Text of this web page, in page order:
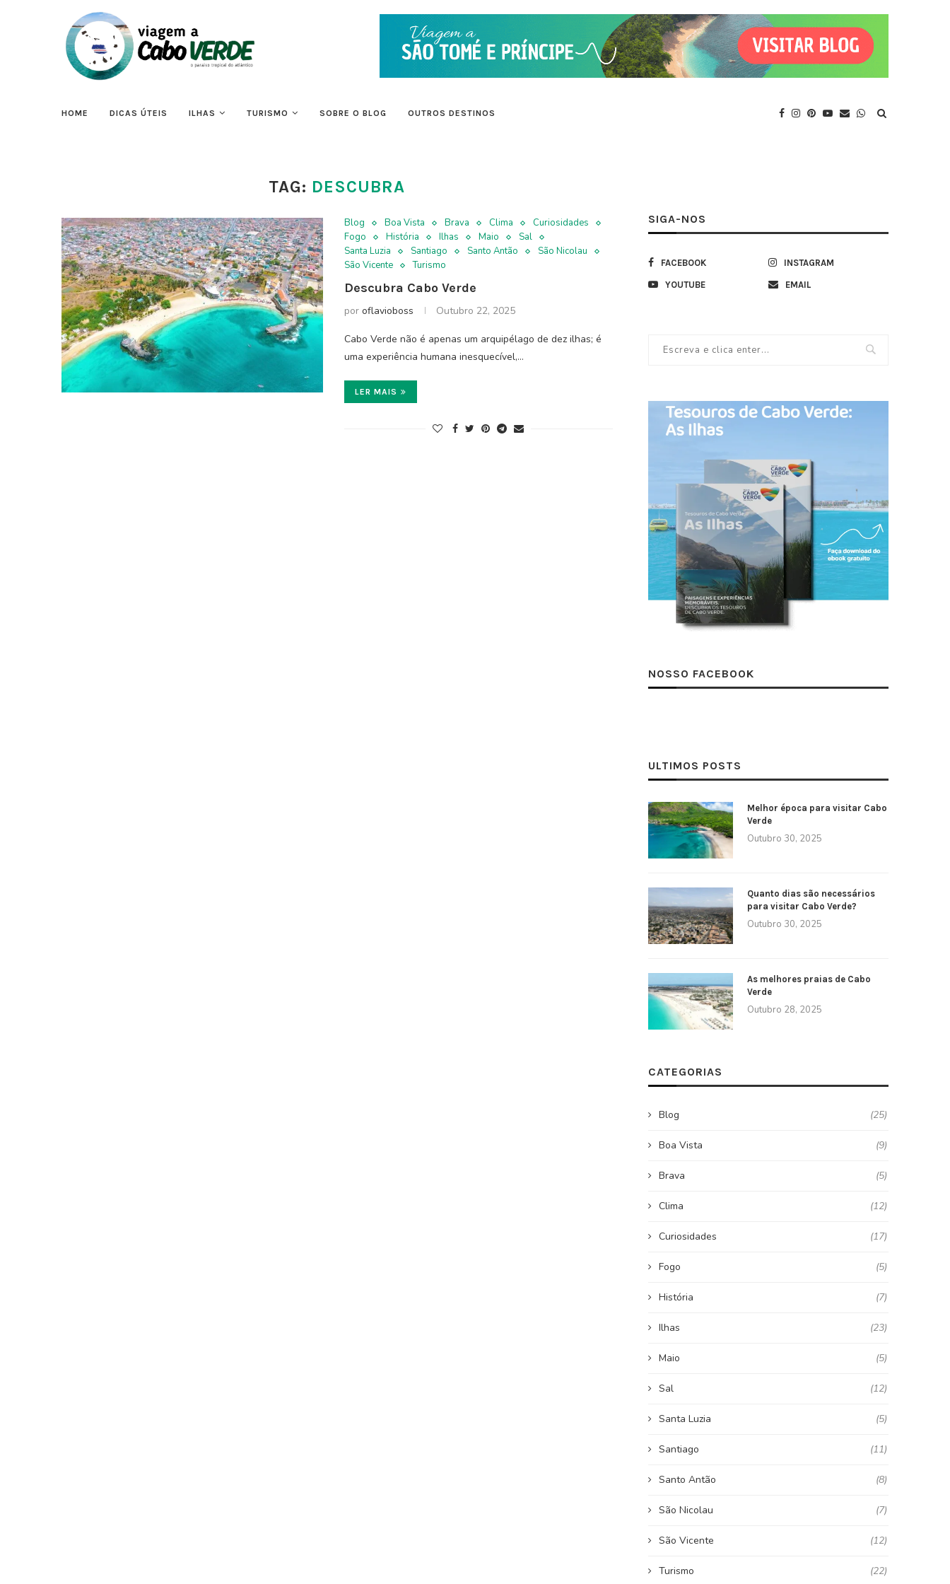
HOME DICAS ÚTEIS ILHAS TURISMO SOBRE O BLOG OUTROS DESTINOS
TAG: DESCUBRA
Blog Boa Vista Brava Clima
Curiosidades
Fogo
História Ilhas Maio
Sal
Santa Luzia
Santiago Santo Antão
São Nicolau
São Vicente
Turismo
Descubra Cabo Verde
por oflavioboss Outubro 22, 2025
Cabo Verde não é apenas um arquipélago de dez ilhas; é
uma experiência humana inesquecível,…
LER MAIS
SIGA-NOS
FACEBOOK INSTAGRAM
YOUTUBE EMAIL
NOSSO FACEBOOK
ULTIMOS POSTS
Melhor época para visitar Cabo
Verde
Outubro 30, 2025
Quanto dias são necessários
para visitar Cabo Verde?
Outubro 30, 2025
As melhores praias de Cabo
Verde
Outubro 28, 2025
CATEGORIAS
Blog (25)
Boa Vista (9)
Brava (5)
Clima (12)
Curiosidades (17)
Fogo (5)
História (7)
Ilhas (23)
Maio (5)
Sal (12)
Santa Luzia (5)
Santiago (11)
Santo Antão (8)
São Nicolau (7)
São Vicente (12)
Turismo (22)